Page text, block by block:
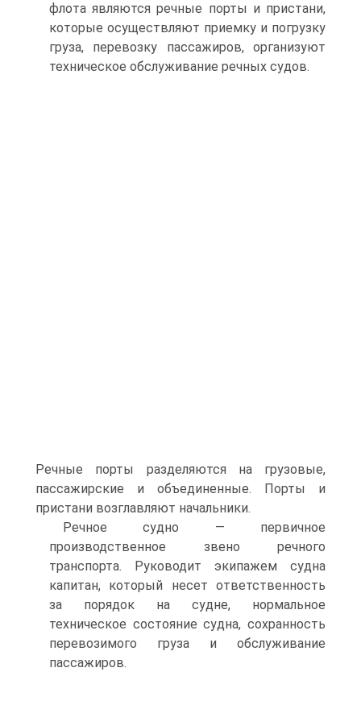
флота являются речные порты и пристани,
которые осуществляют приемку и погрузку
груза, перевозку пассажиров, организуют
техническое обслуживание речных судов.
Речные порты разделяются на грузовые,
пассажирские и объединенные. Порты и
пристани возглавляют начальники.
Речное судно — первичное
производственное звено речного
транспорта. Руководит экипажем судна
капитан, который несет ответственность
за порядок на судне, нормальное
техническое состояние судна, сохранность
перевозимого груза и обслуживание
пассажиров.